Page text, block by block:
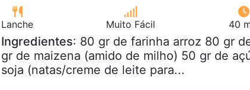
Lanche Muito Fácil 40
Ingredientes: 80 gr de farinha arroz 80 gr
gr de maizena (amido de milho) 50 gr de
soja (natas/creme de leite para...